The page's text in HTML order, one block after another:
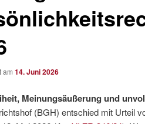
am 14. Juni 2026
Meinungsäußerung und
(BGH) entschied mit Urteil